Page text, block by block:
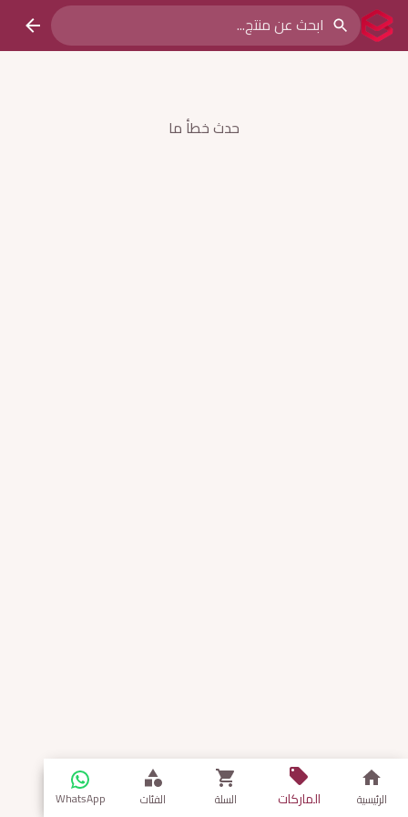
حدث خطأ ما
الرئيسية الماركات السلة الفئات WhatsApp